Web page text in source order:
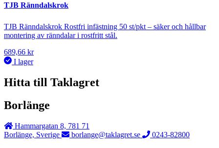
TJB Ränndalskrok
TJB Ränndalskrok Rostfri infästning 50 st/pkt – säker och hållbar
montering av ränndalar i rostfritt stål.
689,66 kr
I lager
Hitta till Taklagret
Borlänge
Hammargatan 8, 781 71
Borlänge, Sverige
borlange@taklagret.se 0243-82800